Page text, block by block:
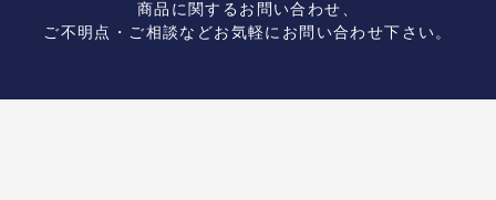
商品に関するお問い合わせ、
ご不明点・ご相談などお気軽にお問い合わせ下さい。